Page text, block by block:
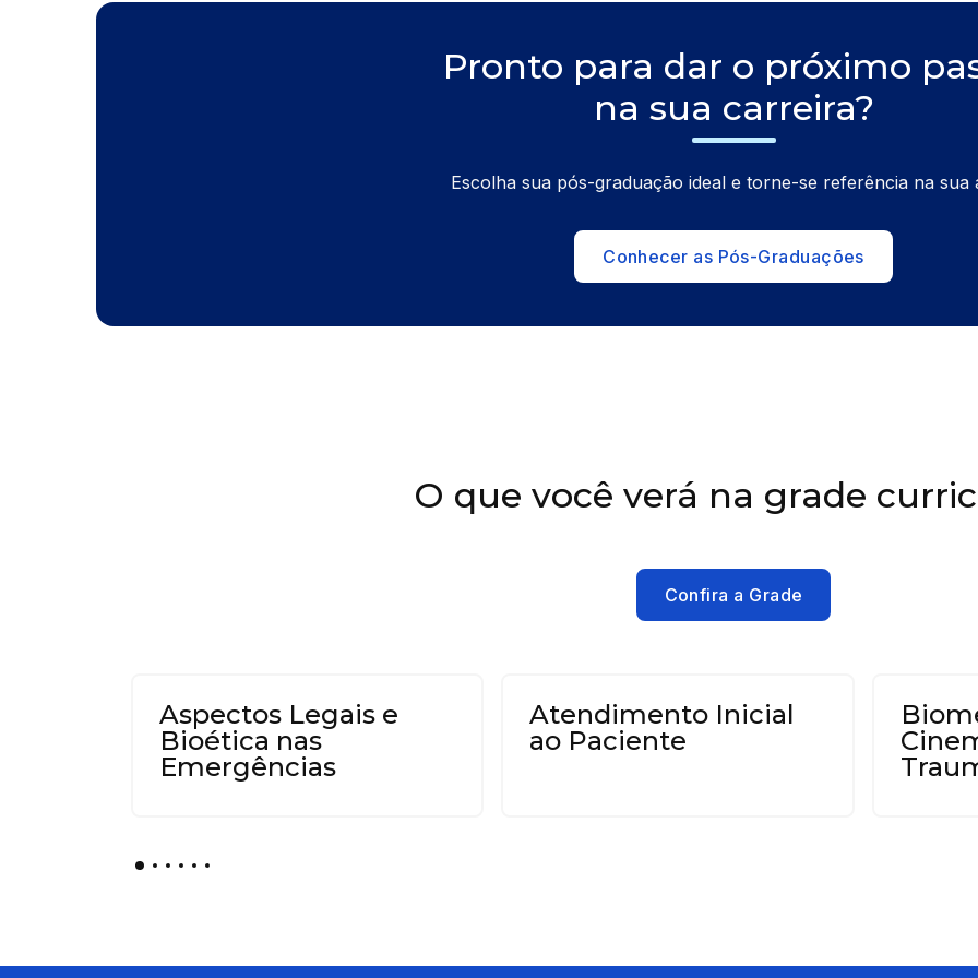
Pronto para dar o próximo
na sua carreira?
Escolha sua pós-graduação ideal e torne-se referência na sua
Conhecer as Pós-Graduações
O que você verá na grade
Confira a Grade
Aspectos Legais e
Bioética nas
Emergências
Atendimento Inicial
ao Paciente